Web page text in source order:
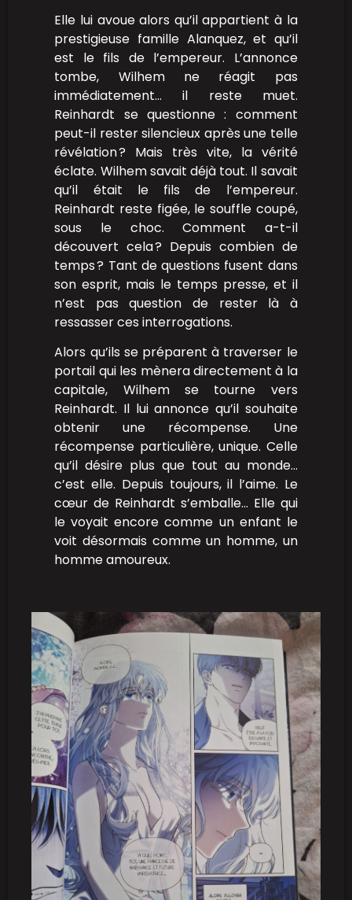
Elle lui avoue alors qu’il appartient à la
prestigieuse famille Alanquez, et qu’il
est le fils de l’empereur. L’annonce
tombe, Wilhem ne réagit pas
immédiatement… il reste muet.
Reinhardt se questionne : comment
peut-il rester silencieux après une telle
révélation ? Mais très vite, la vérité
éclate. Wilhem savait déjà tout. Il savait
qu’il était le fils de l’empereur.
Reinhardt reste figée, le souffle coupé,
sous le choc. Comment a-t-il
découvert cela ? Depuis combien de
temps ? Tant de questions fusent dans
son esprit, mais le temps presse, et il
n’est pas question de rester là à
ressasser ces interrogations.
Alors qu’ils se préparent à traverser le
portail qui les mènera directement à la
capitale, Wilhem se tourne vers
Reinhardt. Il lui annonce qu’il souhaite
obtenir une récompense. Une
récompense particulière, unique. Celle
qu’il désire plus que tout au monde…
c’est elle. Depuis toujours, il l’aime. Le
cœur de Reinhardt s’emballe… Elle qui
le voyait encore comme un enfant le
voit désormais comme un homme, un
homme amoureux.